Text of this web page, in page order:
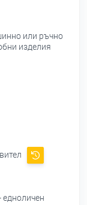
или ръчно
изделия
едноличен